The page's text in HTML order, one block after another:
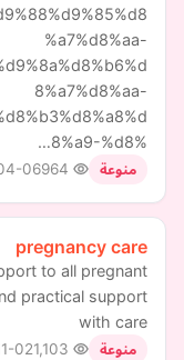
%a7%d8%aa-
8%a7%d8%aa-
8%a9-%d8%…
منوعة 06
pregnancy care
to all pregnant
practical support
with care
منوعة 02